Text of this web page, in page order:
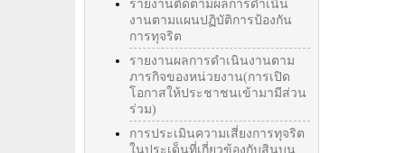
รายงานติดตามผลการดำเนิน
งานตามแผนปฏิบัติการป้องกัน
การทุจริต
รายงานผลการดำเนินงานตาม
ภารกิจของหน่วยงาน(การเปิด
โอกาสให้ประชาชนเข้ามามีส่วน
ร่วม)
การประเมินความเสี่ยงการทุจริต
ในประเด็นที่เกี่ยวข้องกับสินบน